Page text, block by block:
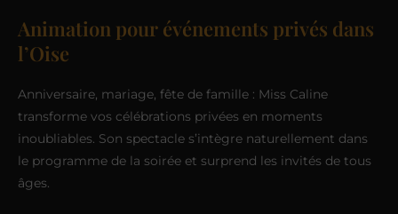
Animation pour événements privés dans
l’Oise
Anniversaire, mariage, fête de famille : Miss Caline
transforme vos célébrations privées en moments
inoubliables. Son spectacle s’intègre naturellement dans
le programme de la soirée et surprend les invités de tous
âges.